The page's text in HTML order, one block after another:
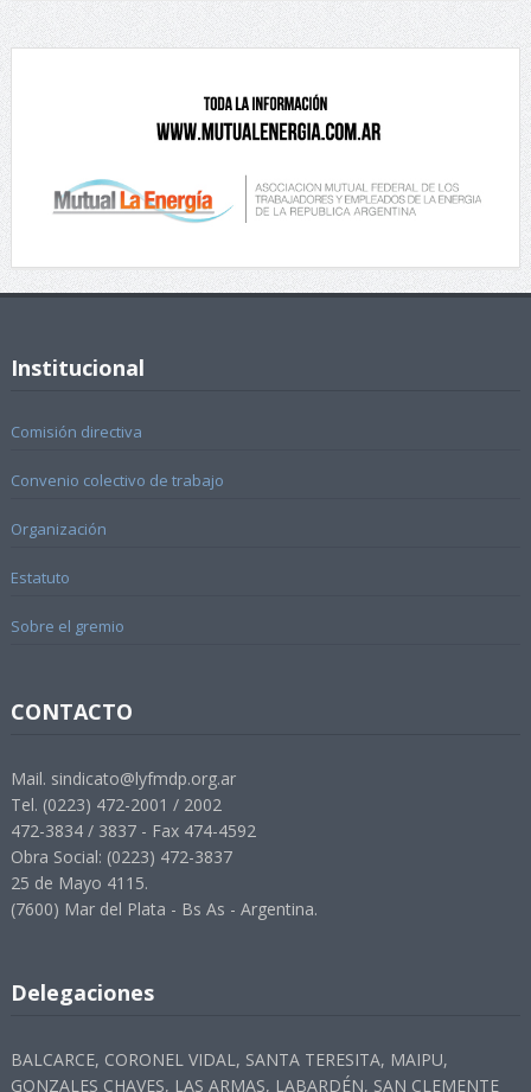
Institucional
Comisión directiva
Convenio colectivo de trabajo
Organización
Estatuto
Sobre el gremio
CONTACTO
Mail. sindicato@lyfmdp.org.ar
Tel. (0223) 472-2001 / 2002
472-3834 / 3837 - Fax 474-4592
Obra Social: (0223) 472-3837
25 de Mayo 4115.
(7600) Mar del Plata - Bs As - Argentina.
Delegaciones
BALCARCE, CORONEL VIDAL, SANTA TERESITA, MAIPU,
GONZALES CHAVES, LAS ARMAS, LABARDÉN, SAN CLEMENTE